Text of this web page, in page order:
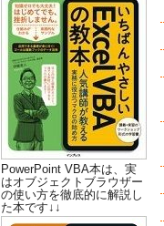
PowerPoint VBA本は、実
はオブジェクトブラウザー
の使い方を徹底的に解説し
た本です↓↓